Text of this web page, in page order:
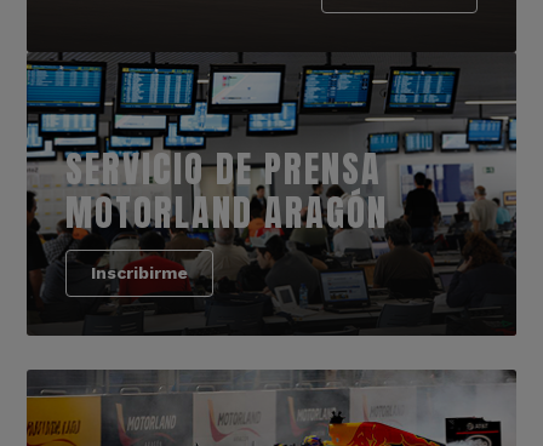
SERVICIO DE PRENSA
MOTORLAND ARAGÓN
Inscribirme